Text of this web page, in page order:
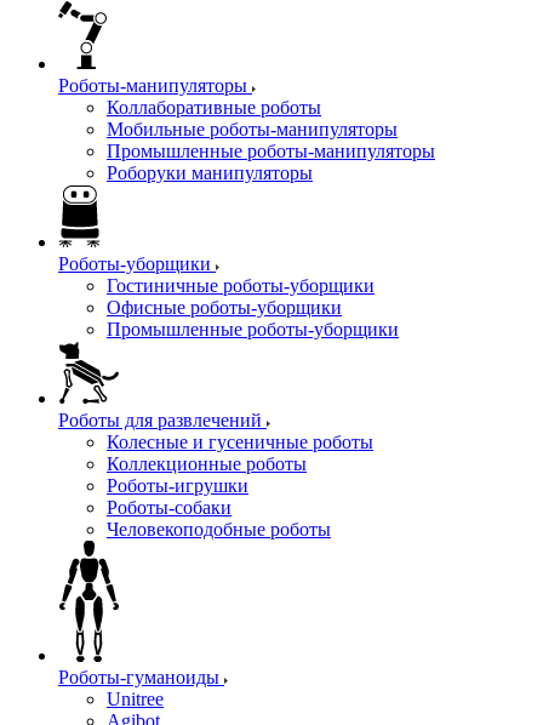
Роботы-манипуляторы
Коллаборативные роботы
Мобильные роботы-манипуляторы
Промышленные роботы-манипуляторы
Роборуки манипуляторы
Роботы-уборщики
Гостиничные роботы-уборщики
Офисные роботы-уборщики
Промышленные роботы-уборщики
Роботы для развлечений
Колесные и гусеничные роботы
Коллекционные роботы
Роботы-игрушки
Роботы-собаки
Человекоподобные роботы
Роботы-гуманоиды
Unitree
Agibot